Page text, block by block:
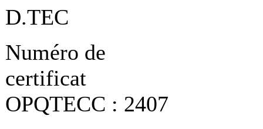
D.TEC
Numéro de
certificat
OPQTECC : 2407